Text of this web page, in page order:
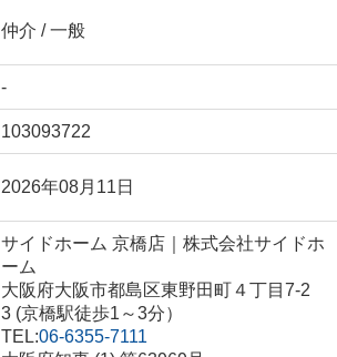
仲介 / 一般
-
103093722
2026年08月11日
サイドホーム 京橋店｜株式会社サイドホ
ーム
大阪府大阪市都島区東野田町４丁目7-2
3 (京橋駅徒歩1～3分）
TEL:06-6355-7111